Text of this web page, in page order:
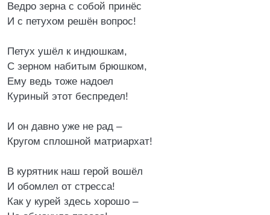
Ведро зерна с собой принёс
И с петухом решён вопрос!
Петух ушёл к индюшкам,
С зерном набитым брюшком,
Ему ведь тоже надоел
Куриный этот беспредел!
И он давно уже не рад –
Кругом сплошной матриархат!
В курятник наш герой вошёл
И обомлел от стресса!
Как у курей здесь хорошо –